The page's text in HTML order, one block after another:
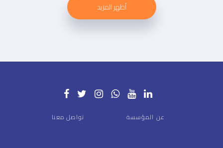
أظهر المزيد
عن المؤسسة تواصل معنا